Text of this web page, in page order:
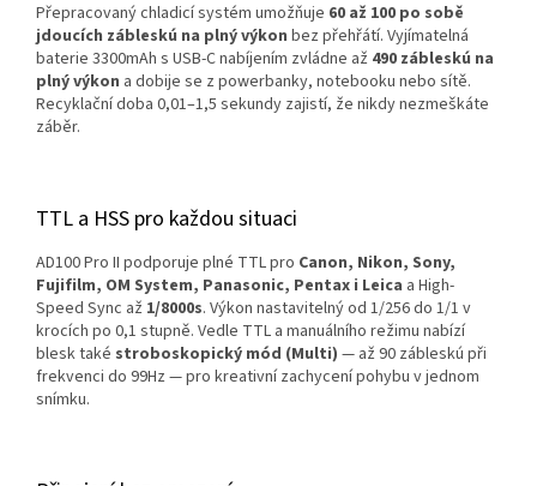
Přepracovaný chladicí systém umožňuje 60 až 100 po sobě
jdoucích zábleskú na plný výkon bez přehřátí. Vyjímatelná
baterie 3300mAh s USB-C nabíjením zvládne až 490 zábleskú na
plný výkon a dobije se z powerbanky, notebooku nebo sítě.
Recyklační doba 0,01–1,5 sekundy zajistí, že nikdy nezmeškáte
záběr.
TTL a HSS pro každou situaci
AD100 Pro II podporuje plné TTL pro Canon, Nikon, Sony,
Fujifilm, OM System, Panasonic, Pentax i Leica a High-
Speed Sync až 1/8000s. Výkon nastavitelný od 1/256 do 1/1 v
krocích po 0,1 stupně. Vedle TTL a manuálního režimu nabízí
blesk také stroboskopický mód (Multi) — až 90 zábleskú při
frekvenci do 99Hz — pro kreativní zachycení pohybu v jednom
snímku.